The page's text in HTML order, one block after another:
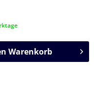
Warenkorb